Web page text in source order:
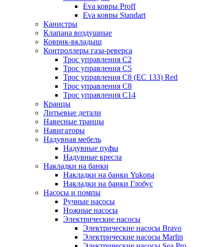
Eva ковры Proff
Eva ковры Standart
Канистры
Клапана воздушные
Коврик-вкладыш
Контроллеры газа-реверса
Трос управления C2
Трос управления C5
Трос управления C8 (ЕС 133) Red
Трос управления C8
Трос управления C14
Кранцы
Литьевые детали
Навесные транцы
Навигаторы
Надувная мебель
Надувные пуфы
Надувные кресла
Накладки на банки
Накладки на банки Yukona
Накладки на банки Глобус
Насосы и помпы
Ручные насосы
Ножные насосы
Электрические насосы
Электрические насосы Bravo
Электрические насосы Marlin